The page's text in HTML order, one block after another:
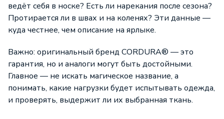
ведёт себя в носке? Есть ли нарекания после сезона?
Протирается ли в швах и на коленях? Эти данные —
куда честнее, чем описание на ярлыке.
Важно: оригинальный бренд CORDURA® — это
гарантия, но и аналоги могут быть достойными.
Главное — не искать магическое название, а
понимать, какие нагрузки будет испытывать одежда,
и проверять, выдержит ли их выбранная ткань.